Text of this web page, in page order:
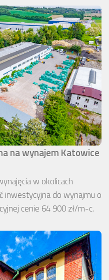
na wynajem Katowice
w okolicach
inwestycyjna do wynajmu o
cenie 64 900 zł/m-c.